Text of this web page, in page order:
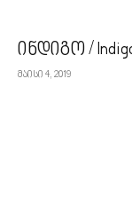
ინდიგო /
მაისი 4, 2019